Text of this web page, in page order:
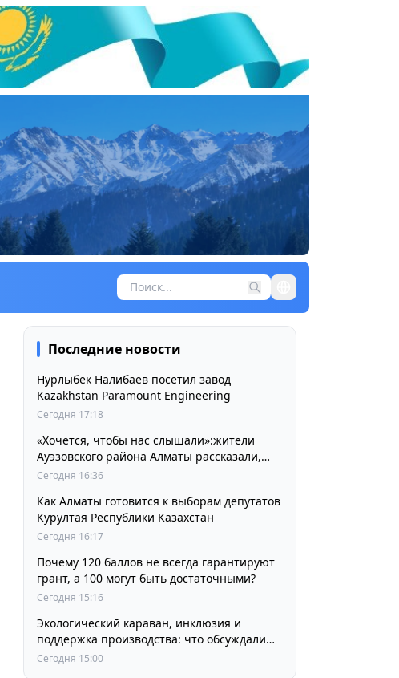
Последние новости
Нурлыбек Налибаев посетил завод
Kazakhstan Paramount Engineering
Сегодня 17:18
«Хочется, чтобы нас слышали»:жители
Ауэзовского района Алматы рассказали,
чего ждут от выборов депутатов Курултая
Сегодня 16:36
Как Алматы готовится к выборам депутатов
Курултая Республики Казахстан
Сегодня 16:17
Почему 120 баллов не всегда гарантируют
грант, а 100 могут быть достаточными?
Сегодня 15:16
Экологический караван, инклюзия и
поддержка производства: что обсуждали
партии в регионах
Сегодня 15:00